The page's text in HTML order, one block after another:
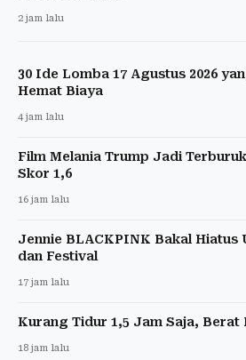
2 jam lalu
30 Ide Lomba 17 Agustus 2026
Hemat Biaya
4 jam lalu
Film Melania Trump Jadi
Skor 1,6
16 jam lalu
Jennie BLACKPINK Bakal Hiatus
dan Festival
17 jam lalu
Kurang Tidur 1,5 Jam Saja, Berat
18 jam lalu